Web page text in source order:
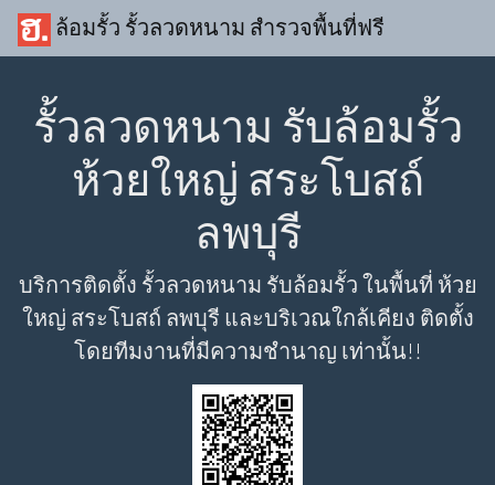
ล้อมรั้ว รั้วลวดหนาม สำรวจพื้นที่ฟรี
รั้วลวดหนาม รับล้อมรั้ว
ห้วยใหญ่ สระโบสถ์
ลพบุรี
บริการติดตั้ง รั้วลวดหนาม รับล้อมรั้ว ในพื้นที่ ห้วย
ใหญ่ สระโบสถ์ ลพบุรี และบริเวณใกล้เคียง ติดตั้ง
โดยทีมงานที่มีความชำนาญ เท่านั้น!!